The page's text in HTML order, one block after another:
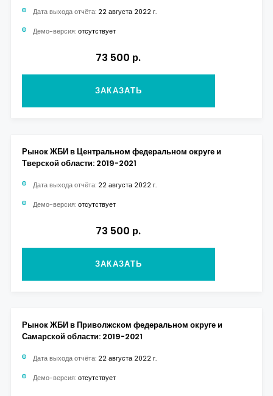
Дата выхода отчёта: 22 августа 2022 г.
Демо-версия: отсутствует
73 500 р.
ЗАКАЗАТЬ
Рынок ЖБИ в Центральном федеральном округе и
Тверской области: 2019-2021
Дата выхода отчёта: 22 августа 2022 г.
Демо-версия: отсутствует
73 500 р.
ЗАКАЗАТЬ
Рынок ЖБИ в Приволжском федеральном округе и
Самарской области: 2019-2021
Дата выхода отчёта: 22 августа 2022 г.
Демо-версия: отсутствует